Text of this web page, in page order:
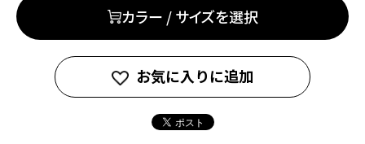
カラー / サイズを選択
お気に入りに追加